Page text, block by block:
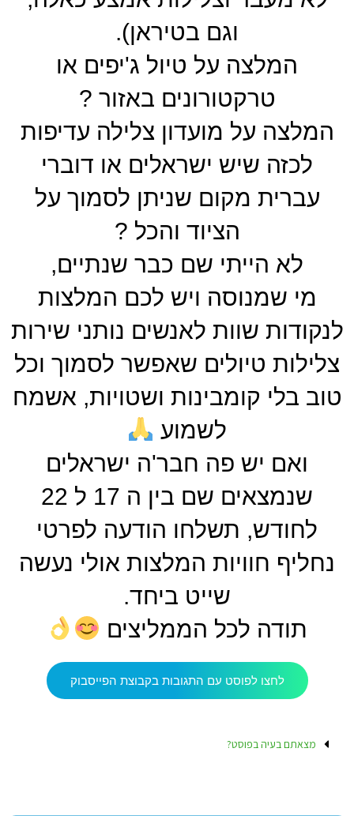
וגם בטיראן).
המלצה על טיול ג'יפים או
טרקטורונים באזור ?
המלצה על מועדון צלילה עדיפות
לכזה שיש ישראלים או דוברי
עברית מקום שניתן לסמוך על
הציוד והכל ?
לא הייתי שם כבר שנתיים,
מי שמנוסה ויש לכם המלצות
לנקודות שוות לאנשים נותני שירות
צלילות טיולים שאפשר לסמוך וכל
טוב בלי קומבינות ושטויות, אשמח
לשמוע
ואם יש פה חבר'ה ישראלים
שנמצאים שם בין ה 17 ל 22
לחודש, תשלחו הודעה לפרטי
נחליף חוויות המלצות אולי נעשה
שייט ביחד.
תודה לכל הממליצים
לחצו לפוסט עם התגובות בקבוצת הפייסבוק
מצאתם בעיה בפוסט?